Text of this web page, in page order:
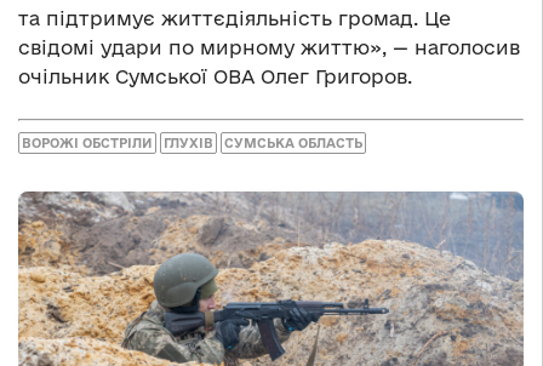
та підтримує життєдіяльність громад. Це
свідомі удари по мирному життю», — наголосив
очільник Сумської ОВА Олег Григоров.
ВОРОЖІ ОБСТРІЛИ ГЛУХІВ СУМСЬКА ОБЛАСТЬ